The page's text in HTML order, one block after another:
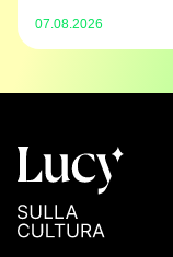
07.08.2026